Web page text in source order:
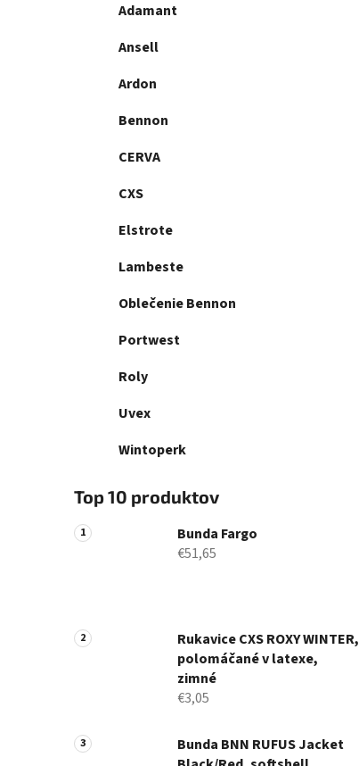
Adamant
Ansell
Ardon
Bennon
CERVA
CXS
Elstrote
Lambeste
Oblečenie Bennon
Portwest
Roly
Uvex
Wintoperk
Top 10 produktov
Bunda Fargo
€51,65
Rukavice CXS ROXY WINTER,
polomáčané v latexe,
zimné
€3,05
Bunda BNN RUFUS Jacket